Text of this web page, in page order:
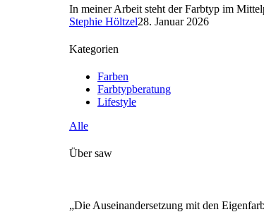
In meiner Arbeit steht der Farbtyp im
Stephie Höltzel28. Januar 2026
Kategorien
Farben
Farbtypberatung
Lifestyle
Alle
Über saw
„Die Auseinandersetzung mit den